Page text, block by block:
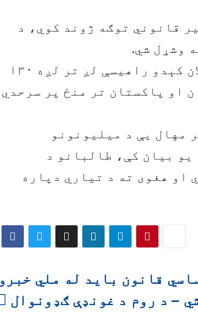
په غیر قانوني توګه ژوند کوي، د
وشړل شي.
د پاکستاني سرحدي چارواکو په وینا، د اکتوبر په پیل کې ددغه مهلت د اعلان کېدو راهیسې لږ تر لږه ۱۳۰
او پاکستان تر منځ پر سرحدي
مهال یې د میلیونونو
شنبې په ورځ اکتوبر ۳۱ (لړم نهمه) په یو بیان کې، طالبانو د
او هغوی ته د تیاري دپاره
قانون باید له ملي خبرو
– د روم د غونډې ګډونوال